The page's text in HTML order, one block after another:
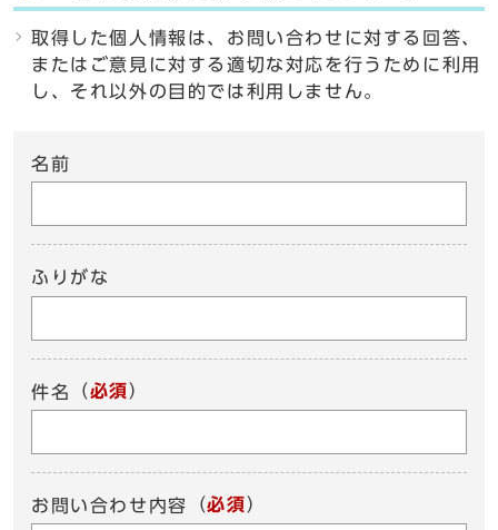
取得した個人情報は、お問い合わせに対する回答、
またはご意見に対する適切な対応を行うために利用
し、それ以外の目的では利用しません。
名前
ふりがな
件名 （必須）
お問い合わせ内容 （必須）